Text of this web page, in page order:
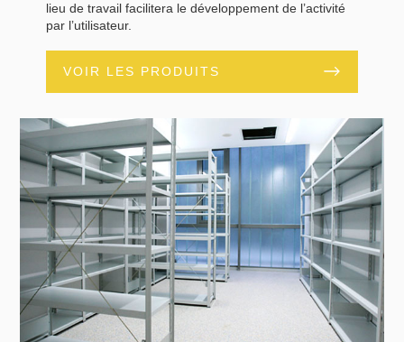
lieu de travail facilitera le développement de l’activité
par l’utilisateur.
VOIR LES PRODUITS